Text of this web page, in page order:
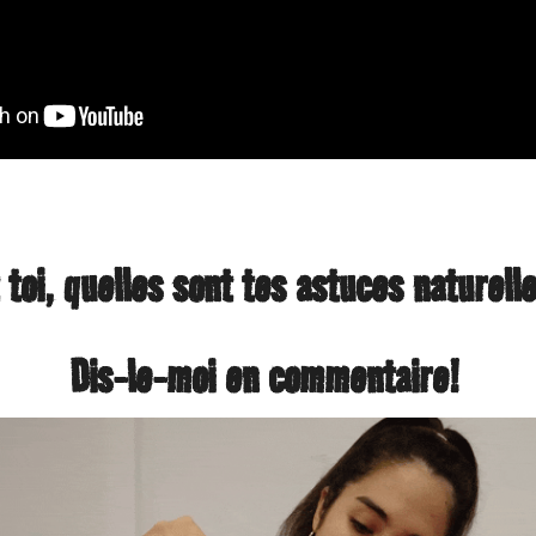
quelles sont tes astuces
Dis-le-moi en commentaire!